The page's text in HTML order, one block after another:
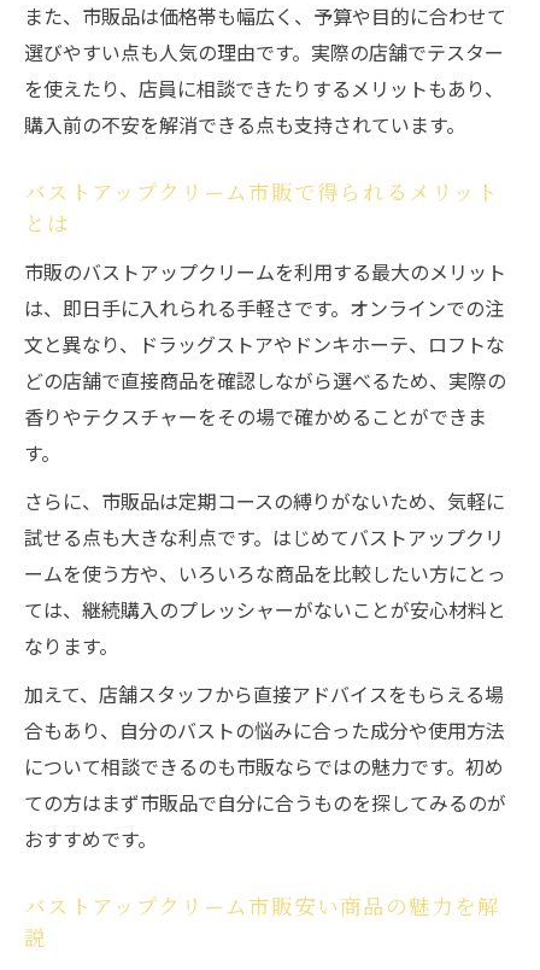
また、市販品は価格帯も幅広く、予算や目的に合わせて
選びやすい点も人気の理由です。実際の店舗でテスター
を使えたり、店員に相談できたりするメリットもあり、
購入前の不安を解消できる点も支持されています。
バストアップクリーム市販で得られるメリット
とは
市販のバストアップクリームを利用する最大のメリット
は、即日手に入れられる手軽さです。オンラインでの注
文と異なり、ドラッグストアやドンキホーテ、ロフトな
どの店舗で直接商品を確認しながら選べるため、実際の
香りやテクスチャーをその場で確かめることができま
す。
さらに、市販品は定期コースの縛りがないため、気軽に
試せる点も大きな利点です。はじめてバストアップクリ
ームを使う方や、いろいろな商品を比較したい方にとっ
ては、継続購入のプレッシャーがないことが安心材料と
なります。
加えて、店舗スタッフから直接アドバイスをもらえる場
合もあり、自分のバストの悩みに合った成分や使用方法
について相談できるのも市販ならではの魅力です。初め
ての方はまず市販品で自分に合うものを探してみるのが
おすすめです。
バストアップクリーム市販安い商品の魅力を解
説